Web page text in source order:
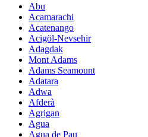
Abu
Acamarachi
Acatenango
Acigöl-Nevsehir
Adagdak
Mont Adams
Adams Seamount
Adatara
Adwa
Afderà
Agrigan
Agua
Agua de Pau